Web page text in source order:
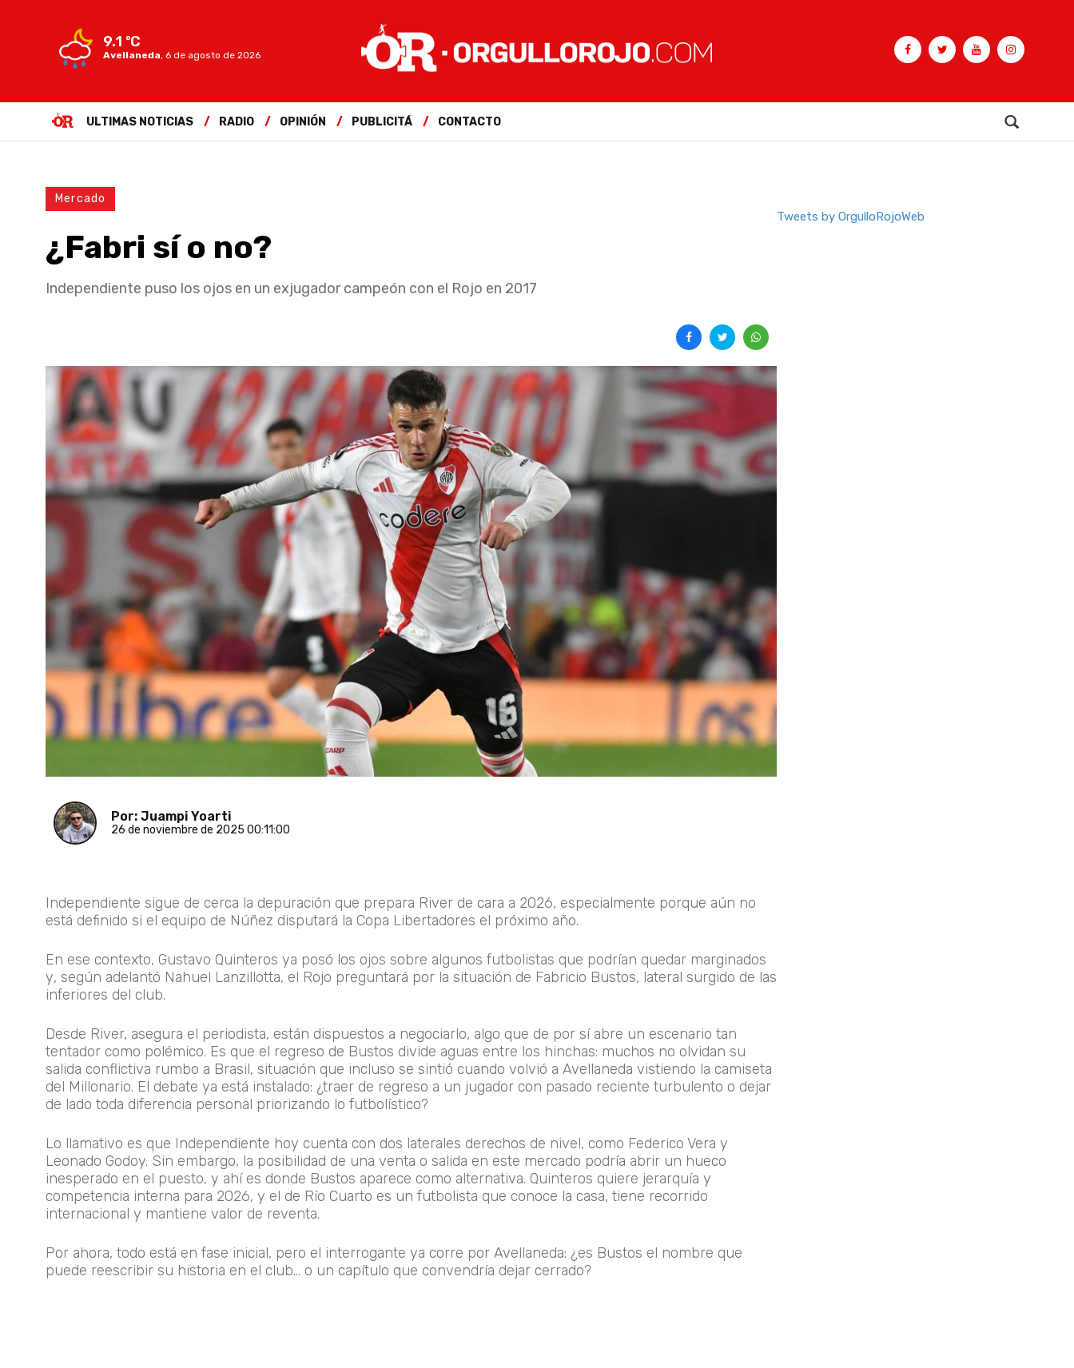
9.1 ºC
Avellaneda, 6 de agosto de 2026
ULTIMAS NOTICIAS RADIO OPINIÓN PUBLICITÁ CONTACTO
Mercado
¿Fabri sí o no?
Independiente puso los ojos en un exjugador campeón con el Rojo en 2017
Por: Juampi Yoarti
26 de noviembre de 2025 00:11:00
Independiente sigue de cerca la depuración que prepara River de cara a 2026, especialmente porque aún no
está definido si el equipo de Núñez disputará la Copa Libertadores el próximo año.
En ese contexto, Gustavo Quinteros ya posó los ojos sobre algunos futbolistas que podrían quedar marginados
y, según adelantó Nahuel Lanzillotta, el Rojo preguntará por la situación de Fabricio Bustos, lateral surgido de las
inferiores del club.
Desde River, asegura el periodista, están dispuestos a negociarlo, algo que de por sí abre un escenario tan
tentador como polémico. Es que el regreso de Bustos divide aguas entre los hinchas: muchos no olvidan su
salida conflictiva rumbo a Brasil, situación que incluso se sintió cuando volvió a Avellaneda vistiendo la camiseta
del Millonario. El debate ya está instalado: ¿traer de regreso a un jugador con pasado reciente turbulento o dejar
de lado toda diferencia personal priorizando lo futbolístico?
Lo llamativo es que Independiente hoy cuenta con dos laterales derechos de nivel, como Federico Vera y
Leonado Godoy. Sin embargo, la posibilidad de una venta o salida en este mercado podría abrir un hueco
inesperado en el puesto, y ahí es donde Bustos aparece como alternativa. Quinteros quiere jerarquía y
competencia interna para 2026, y el de Río Cuarto es un futbolista que conoce la casa, tiene recorrido
internacional y mantiene valor de reventa.
Por ahora, todo está en fase inicial, pero el interrogante ya corre por Avellaneda: ¿es Bustos el nombre que
puede reescribir su historia en el club... o un capítulo que convendría dejar cerrado?
Tweets by OrgulloRojoWeb